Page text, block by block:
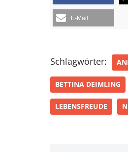
E-Mail
Schlagwörter:
BETTINA DEIMLING
LEBENSFREUDE